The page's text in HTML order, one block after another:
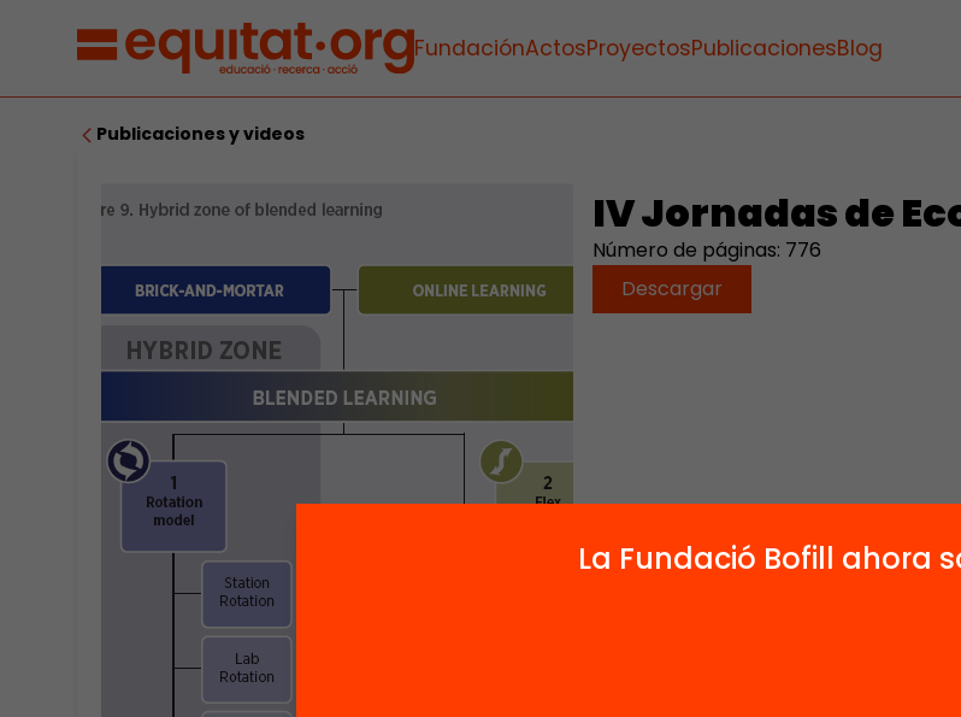
FundaciónActosProyectosPublicacionesBlog
Publicaciones y videos
IV Jornadas de
Número de páginas: 776
Descargar
La Fundació Bofill ahora